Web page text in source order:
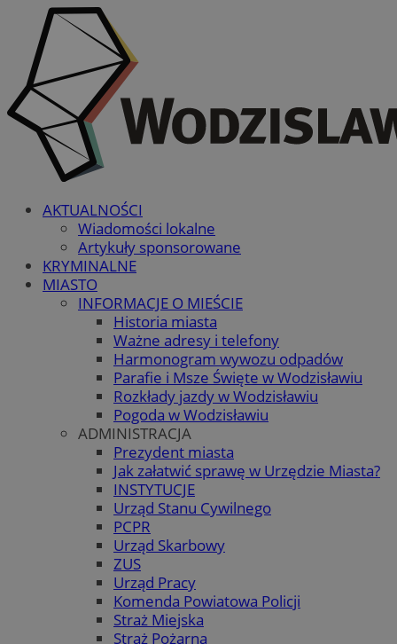
AKTUALNOŚCI
Wiadomości lokalne
Artykuły sponsorowane
KRYMINALNE
MIASTO
INFORMACJE O MIEŚCIE
Historia miasta
Ważne adresy i telefony
Harmonogram wywozu odpadów
Parafie i Msze Święte w Wodzisławiu
Rozkłady jazdy w Wodzisławiu
Pogoda w Wodzisławiu
ADMINISTRACJA
Prezydent miasta
Jak załatwić sprawę w Urzędzie Miasta?
INSTYTUCJE
Urząd Stanu Cywilnego
PCPR
Urząd Skarbowy
ZUS
Urząd Pracy
Komenda Powiatowa Policji
Straż Miejska
Straż Pożarna